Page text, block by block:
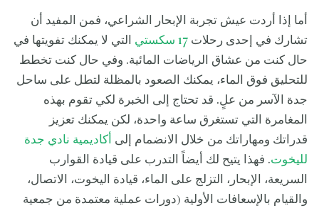
أما إذا أردت عيش تجربة الإبحار الشراعي، فمن المفيد أن
تشارك في إحدى رحلات 17 سكستي
التي لا يمكنك تفويتها في
حال كنت من عشاق الرياضات المائية. وفي حال كنت تخطط
للتحليق فوق الماء، يمكنك الصعود بالمظلة لتطل على ساحل
جدة الآسر من علٍ. قد تحتاج إلى الخبرة لكي تقوم بهذه
المغامرة التي تستغرق ساعة واحدة، لكن يمكنك تعزيز
قدراتك ومهاراتك من خلال الانضمام إلى أكاديمية نادي جدة
لليخوت. فهذا يتيح لك أيضاً التدرب على قيادة القوارب
السريعة، الإبحار، التزلج على الماء، قيادة اليخوت، الاتصال،
والقيام بالإسعافات الأولية (دورات عملية معتمدة من جمعية